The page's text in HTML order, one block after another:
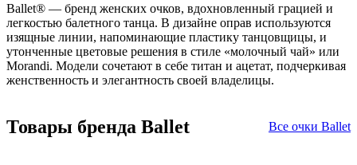
Ballet® — бренд женских очков, вдохновленный грацией и
легкостью балетного танца. В дизайне оправ используются
изящные линии, напоминающие пластику танцовщицы, и
утонченные цветовые решения в стиле «молочный чай» или
Morandi. Модели сочетают в себе титан и ацетат, подчеркивая
женственность и элегантность своей владелицы.
Товары бренда Ballet Все очки Ballet